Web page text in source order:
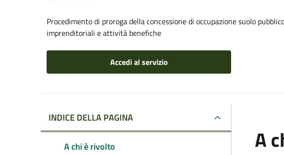
Procedimento di proroga della concessione di occupazione suolo
imprenditoriali e attività benefiche
Accedi al servizio
INDICE DELLA PAGINA
A chi è rivolto
A